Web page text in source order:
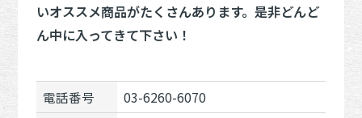
いオススメ商品がたくさんあります。是非どんど
ん中に入ってきて下さい！
電話番号 03-6260-6070